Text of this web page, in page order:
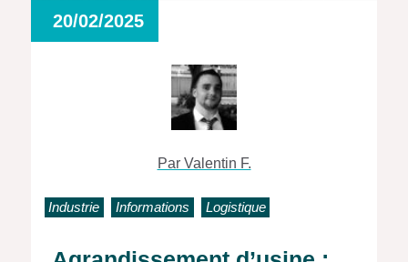
20/02/2025
Par Valentin F.
Industrie Informations Logistique